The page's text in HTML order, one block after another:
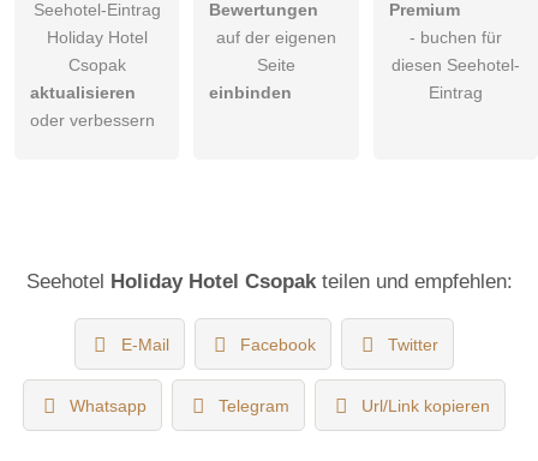
Seehotel-Eintrag
Holiday Hotel
Csopak
aktualisieren
oder verbessern
Bewertungen
auf der eigenen
Seite
einbinden
Premium
- buchen für
diesen Seehotel-
Eintrag
Seehotel Holiday Hotel Csopakteilen und empfehlen:
E-Mail Facebook Twitter
Whatsapp Telegram Url/Link kopieren